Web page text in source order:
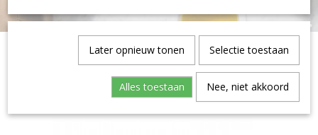
Later opnieuw tonen Selectie toestaan
Alles toestaan Nee, niet akkoord